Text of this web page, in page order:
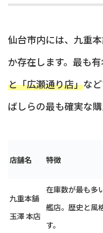
仙台市内には、九重
か存在します。最も
と「広瀬通り店」な
ばしらの最も確実な購
店舗名 特徴
九重本舗
玉澤 本店
在庫数が最も多
艦店。歴史と風
す。